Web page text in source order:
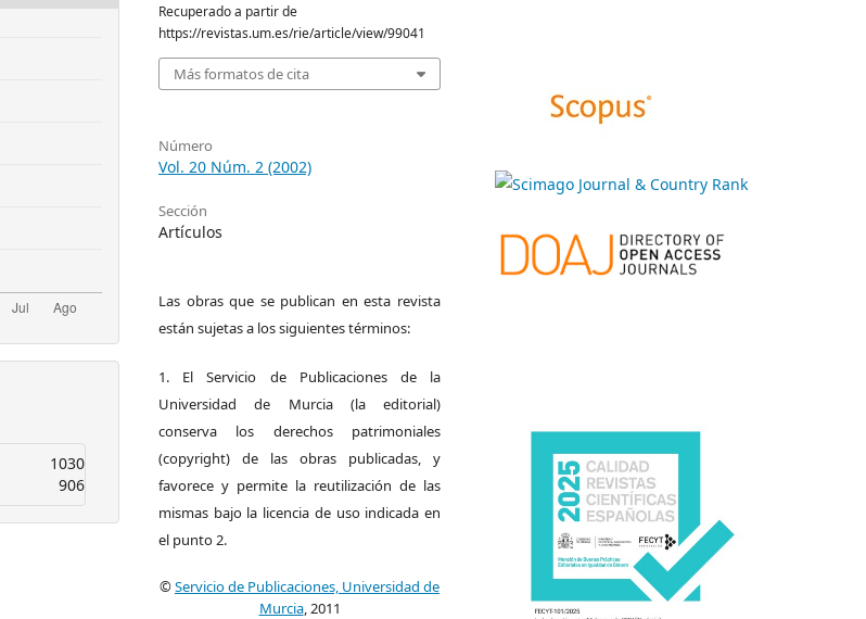
1030
906
Recuperado a partir de
https://revistas.um.es/rie/article/view/99041
Más formatos de cita
Número
Vol. 20 Núm. 2 (2002)
Sección
Artículos
Las obras que se publican en esta revista
están sujetas a los siguientes términos:
1. El Servicio de Publicaciones de la
Universidad de Murcia (la editorial)
conserva los derechos patrimoniales
(copyright) de las obras publicadas, y
favorece y permite la reutilización de las
mismas bajo la licencia de uso indicada en
el punto 2.
©Servicio de Publicaciones, Universidad de
Murcia, 2011